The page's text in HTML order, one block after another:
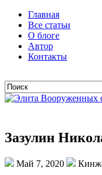
Главная
Все статьи
О блоге
Автор
Контакты
Зазулин
Май 7, 2020